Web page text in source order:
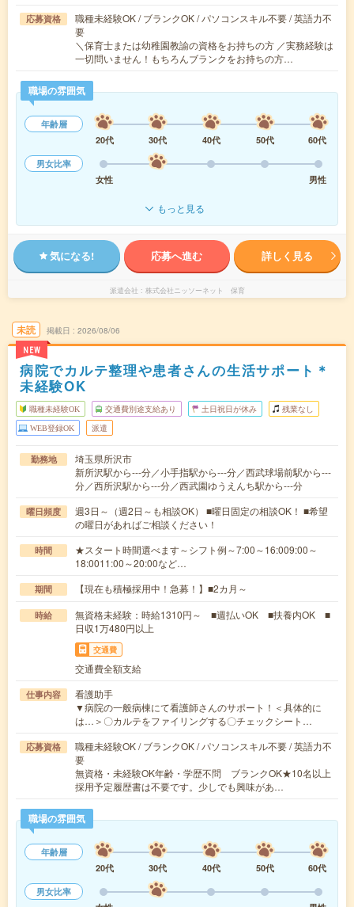
応募資格
職種未経験OK / ブランクOK / パソコンスキル不要 / 英語力不
要
＼保育士または幼稚園教諭の資格をお持ちの方 ／実務経験は
一切問いません！もちろんブランクをお持ちの方…
職場の雰囲気
年齢層
20代
30代 40代 50代
60代
男女比率
女性
男性
もっと見る
気になる! 応募へ進む 詳しく見る
派遣会社 株式会社ニッソーネット 保育
未読
NEW
掲載日 2026/08/06
病院でカルテ整理や患者さんの生活サポート＊
未経験OK
職種未経験OK 交通費別途支給あり 土日祝日が休み 残業なし
WEB登録OK 派遣
勤務地
埼玉県所沢市
新所沢駅から---分／小手指駅から---分／西武球場前駅から---
分／西所沢駅から---分／西武園ゆうえんち駅から---分
曜日頻度
週3日～（週2日～も相談OK） ■曜日固定の相談OK！ ■希望
の曜日があればご相談ください！
時間
★スタート時間選べます～シフト例～7:00～16:009:00～
18:0011:00～20:00など…
期間 【現在も積極採用中！急募！】■2カ月～
時給
無資格未経験：時給1310円～ ■週払いOK ■扶養内OK ■
日収1万480円以上
交通費
交通費全額支給
仕事内容
看護助手
▼病院の一般病棟にて看護師さんのサポート！＜具体的に
は…＞〇カルテをファイリングする〇チェックシート…
応募資格
職種未経験OK / ブランクOK / パソコンスキル不要 / 英語力不
要
無資格・未経験OK年齢・学歴不問 ブランクOK★10名以上
採用予定履歴書は不要です。少しでも興味があ…
職場の雰囲気
年齢層
20代
30代 40代 50代
60代
男女比率